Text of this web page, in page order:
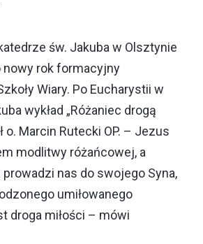
św. Jakuba w Olsztynie
nowy rok formacyjny
Wiary. Po Eucharystii w
wykład „Różaniec drogą
o. Marcin Rutecki OP. – Jezus
modlitwy różańcowej, a
nas do swojego Syna,
umiłowanego
droga miłości – mówi